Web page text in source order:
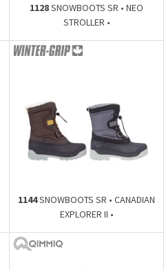
1128SNOWBOOTS SR • NEO
STROLLER •
1144SNOWBOOTS SR • CANADIAN
EXPLORER II •